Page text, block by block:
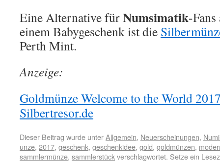
Eine Alternative fürNumsimatik-
einem Babygeschenk ist die
Perth Mint.
Anzeige:
Goldmünze Welcome to the World
Silbertresor.de
Dieser Beitrag wurde unterAllgemein, Neuerscheinungen,
unze, 2017, geschenk, geschenkidee, gold, goldmünzen,
sammlermünze, sammlerstückverschlagwortet. Setze ein